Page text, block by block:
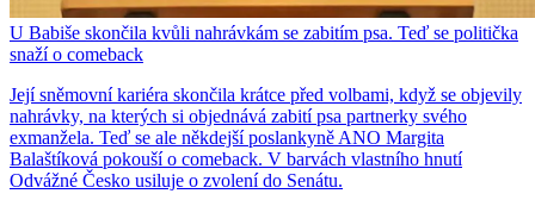
U Babiše skončila kvůli nahrávkám se zabitím psa. Teď se politička
snaží o comeback
Její sněmovní kariéra skončila krátce před volbami, když se objevily
nahrávky, na kterých si objednává zabití psa partnerky svého
exmanžela. Teď se ale někdejší poslankyně ANO Margita
Balaštíková pokouší o comeback. V barvách vlastního hnutí
Odvážné Česko usiluje o zvolení do Senátu.